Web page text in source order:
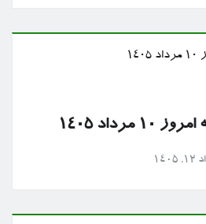
۱۴۰۵